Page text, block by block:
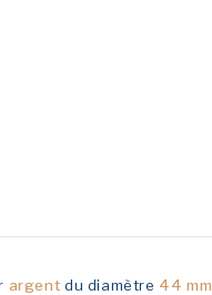
argent du diamètre 44 mm